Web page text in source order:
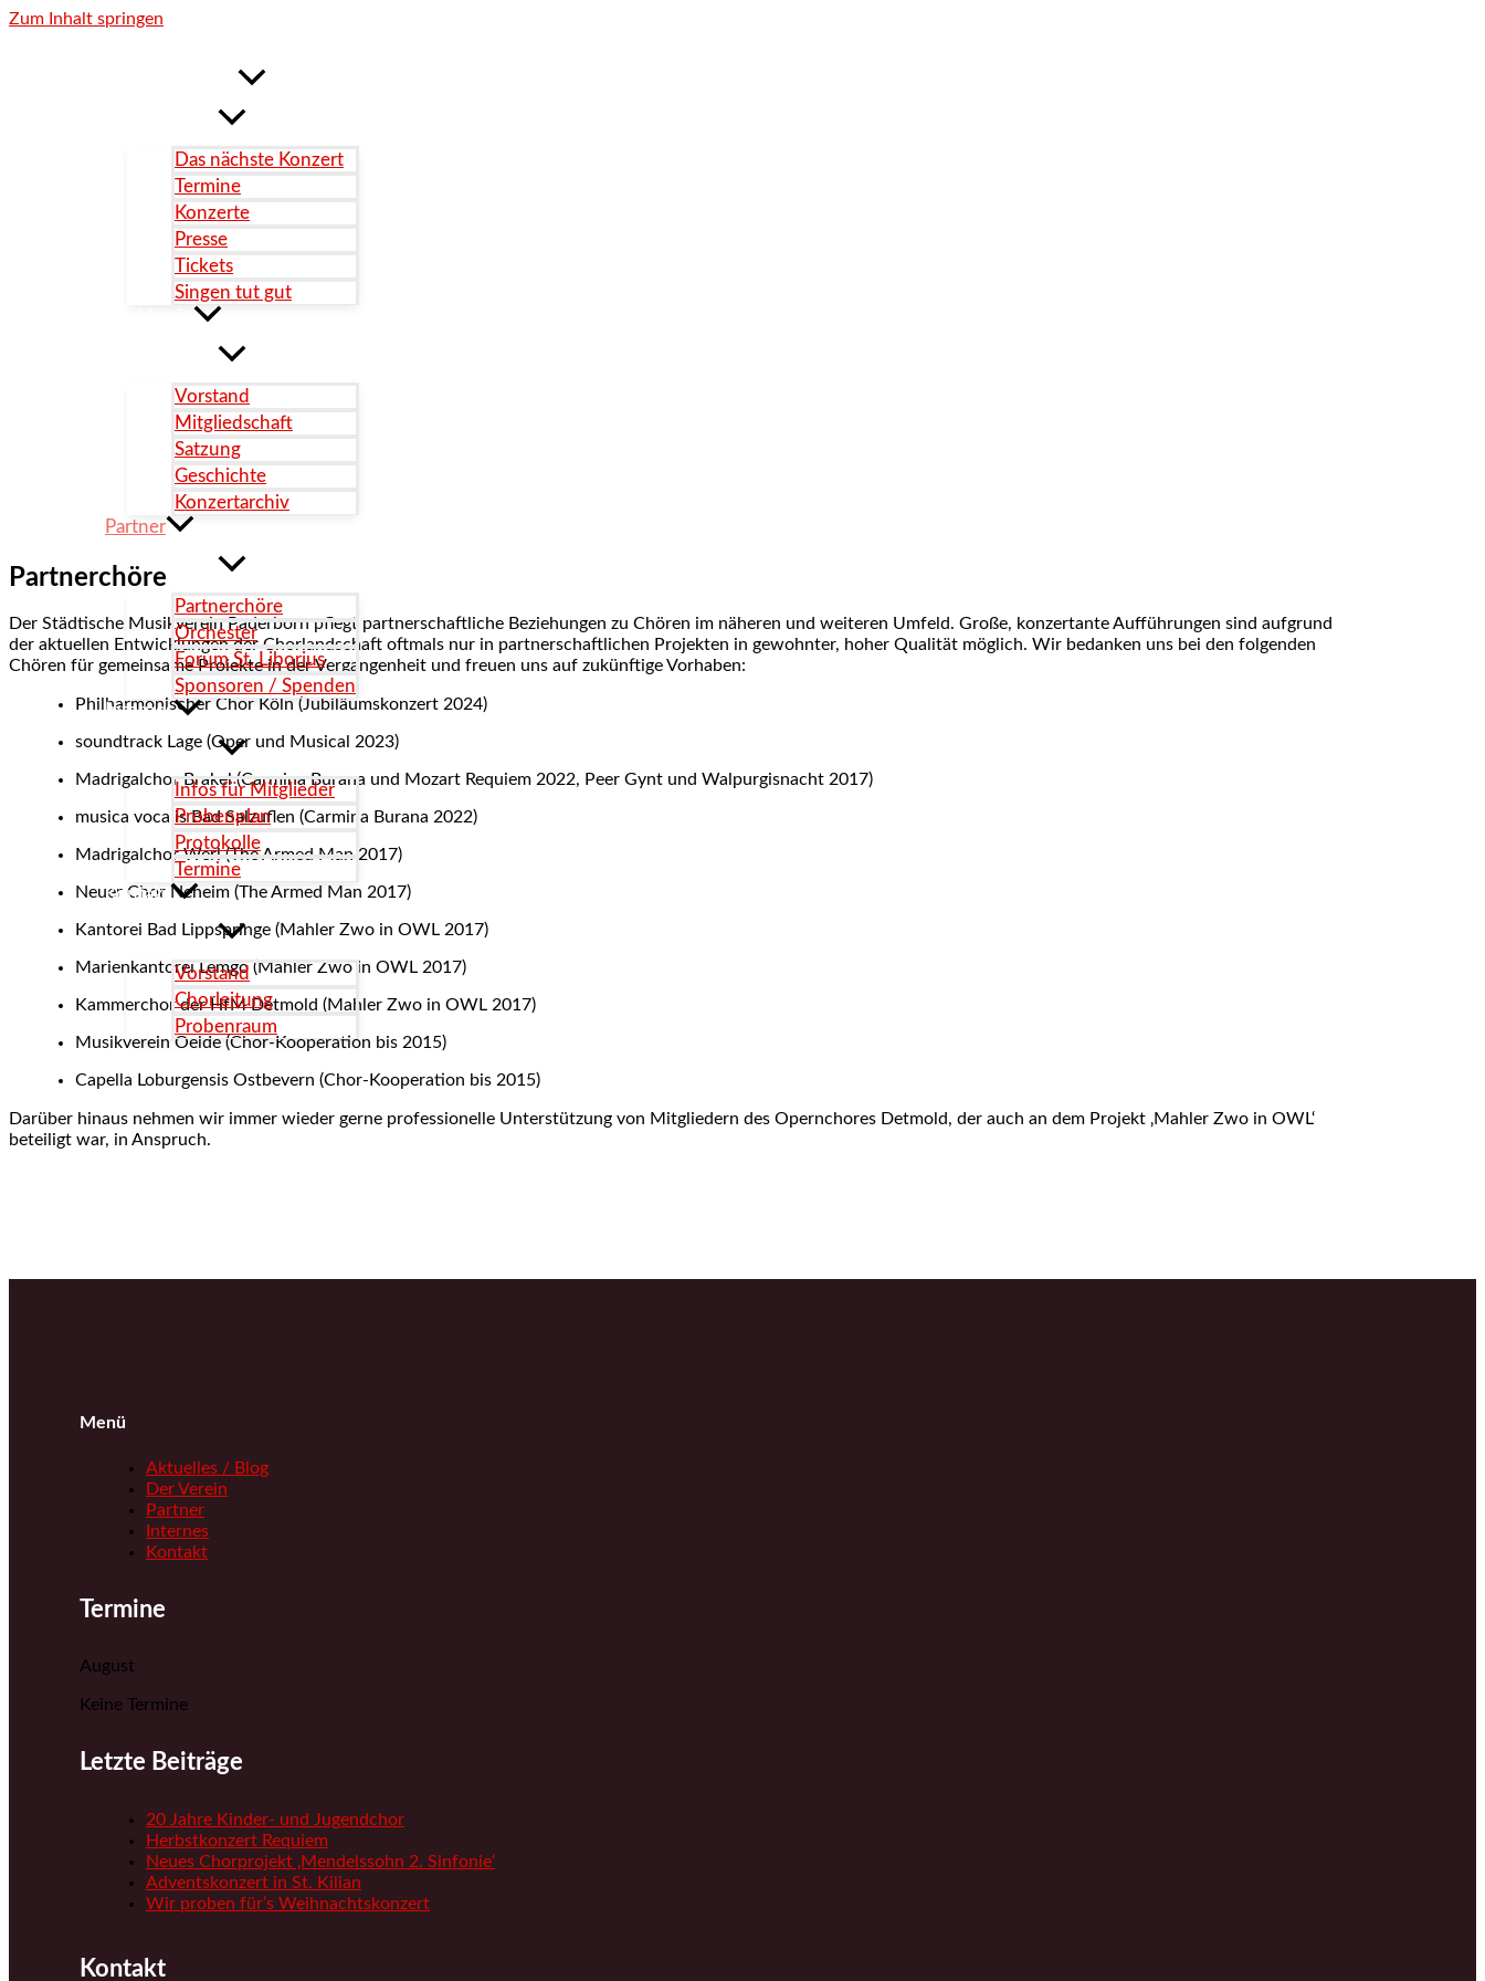
Zum Inhalt springen
Das nächste Konzert
Termine
Konzerte
Presse
Tickets
Singen tut gut
Vorstand
Mitgliedschaft
Satzung
Geschichte
Konzertarchiv
Partner
Partnerchöre
Orchester
Forum St. Liborius
Sponsoren / Spenden
Internes
Infos für Mitglieder
Probenplan
Protokolle
Termine
Kontakt
Vorstand
Chorleitung
Probenraum
Partnerchöre
Der Städtische Musikverein Paderborn pflegt partnerschaftliche Beziehungen zu Chören im näheren und weiteren Umfeld. Große, konzertante Aufführungen sind aufgrund
der aktuellen Entwicklungen der Chorlandschaft oftmals nur in partnerschaftlichen Projekten in gewohnter, hoher Qualität möglich. Wir bedanken uns bei den folgenden
Chören für gemeinsame Projekte in der Vergangenheit und freuen uns auf zukünftige Vorhaben:
Philharmonischer Chor Köln (Jubiläumskonzert 2024)
soundtrack Lage (Oper und Musical 2023)
Madrigalchor Brakel (Carmina Burana und Mozart Requiem 2022, Peer Gynt und Walpurgisnacht 2017)
musica vocalis Bad Salzuflen (Carmina Burana 2022)
Madrigalchor Werl (The Armed Man 2017)
Neuer Chor Neheim (The Armed Man 2017)
Kantorei Bad Lippspringe (Mahler Zwo in OWL 2017)
Marienkantorei Lemgo (Mahler Zwo in OWL 2017)
Kammerchor der HfM Detmold (Mahler Zwo in OWL 2017)
Musikverein Oelde (Chor-Kooperation bis 2015)
Capella Loburgensis Ostbevern (Chor-Kooperation bis 2015)
Darüber hinaus nehmen wir immer wieder gerne professionelle Unterstützung von Mitgliedern des Opernchores Detmold, der auch an dem Projekt ‚Mahler Zwo in OWL‘
beteiligt war, in Anspruch.
Menü
Aktuelles / Blog
Der Verein
Partner
Internes
Kontakt
Termine
August
Keine Termine
Letzte Beiträge
20 Jahre Kinder- und Jugendchor
Herbstkonzert Requiem
Neues Chorprojekt ‚Mendelssohn 2. Sinfonie‘
Adventskonzert in St. Kilian
Wir proben für’s Weihnachtskonzert
Kontakt